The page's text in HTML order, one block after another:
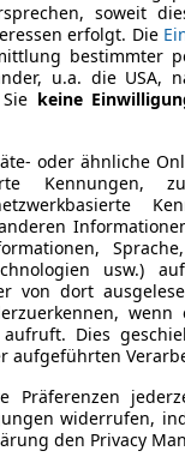
mit dem
Meter lang, 1,72
von 2,28
einmal 1,2
das Leergewicht
fasst 310
ist. Der
bietet den
werden, das
zweisitziges
auch als
soweit
erfolgt. Die
bestimmter
u.a. die USA,
keine
oder ähnliche
Kennungen,
usw.)
von dort
aufruft. Dies
aufgeführten
Präferenzen
widerrufen,
den Privacy